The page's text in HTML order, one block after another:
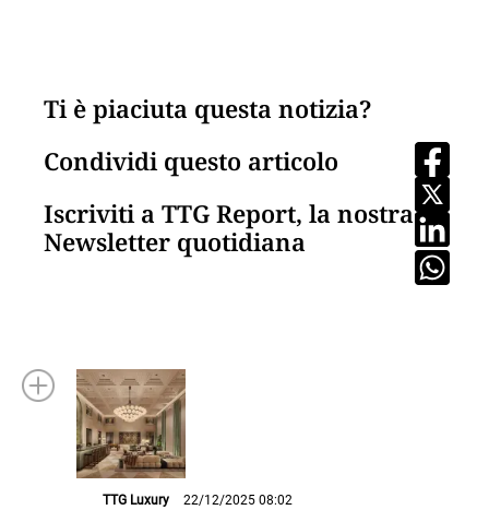
Ti è piaciuta questa notizia?
Condividi questo articolo
Iscriviti a TTG Report, la nostra
Newsletter quotidiana
TTG Luxury 22/12/2025 08:02